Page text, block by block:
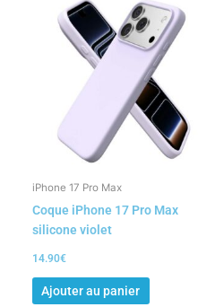
iPhone 17 Pro Max
Coque iPhone 17 Pro Max
silicone violet
14.90€
Ajouter au panier